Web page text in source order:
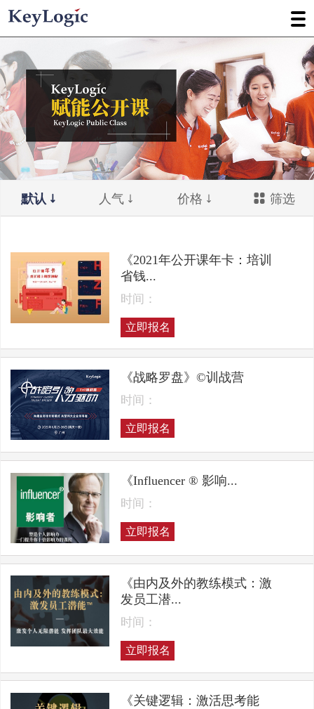
默认 人气 价格 筛选
《2021年公开课年卡：培训
省钱...
时间：
立即报名
《战略罗盘》©训战营
时间：
立即报名
《Influencer ® 影响...
时间：
立即报名
《由内及外的教练模式：激
发员工潜...
时间：
立即报名
《关键逻辑：激活思考能